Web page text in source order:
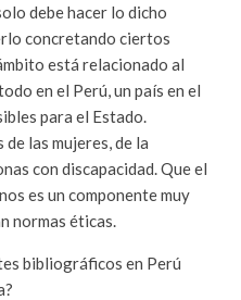
debe hacer lo dicho
concretando ciertos
está relacionado al
en el Perú, un país en el
para el Estado.
de las mujeres, de la
con discapacidad. Que el
es un componente muy
normas éticas.
bibliográficos en Perú